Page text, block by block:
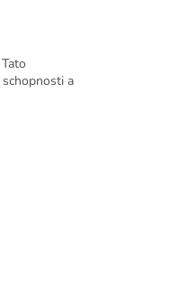
Tato
a